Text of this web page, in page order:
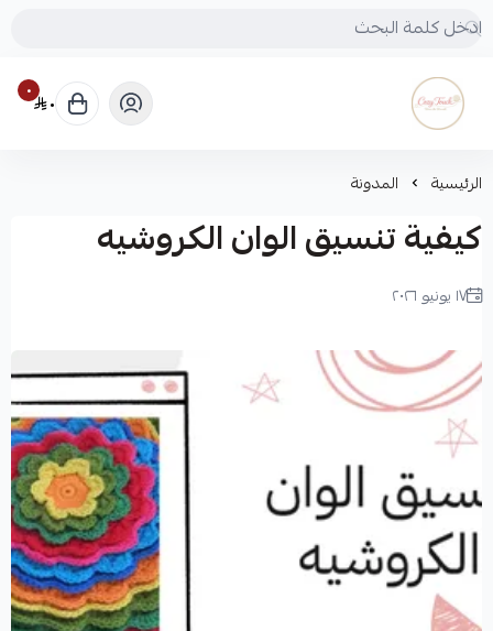
Cozy touch
٠ ٠
الرئيسية المدونة
كيفية تنسيق الوان الكروشيه
١٧ يونيو ٢٠٢٦